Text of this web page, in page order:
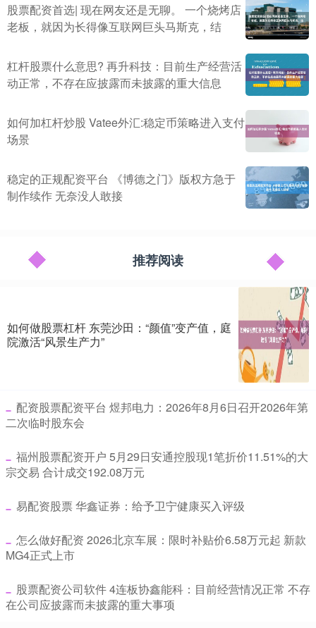
股票配资首选| 现在网友还是无聊。 一个烧烤店
老板，就因为长得像互联网巨头马斯克，结
杠杆股票什么意思? 再升科技：目前生产经营活
动正常，不存在应披露而未披露的重大信息
如何加杠杆炒股 Vatee外汇:稳定币策略进入支付
场景
稳定的正规配资平台 《博德之门》版权方急于
制作续作 无奈没人敢接
推荐阅读
如何做股票杠杆 东莞沙田：“颜值”变产值，庭
院激活“风景生产力”
​配资股票配资平台 煜邦电力：2026年8月6日召开2026年第
二次临时股东会
​福州股票配资开户 5月29日安通控股现1笔折价11.51%的大
宗交易 合计成交192.08万元
​易配资股票 华鑫证券：给予卫宁健康买入评级
​怎么做好配资 2026北京车展：限时补贴价6.58万元起 新款
MG4正式上市
​股票配资公司软件 4连板协鑫能科：目前经营情况正常 不存
在公司应披露而未披露的重大事项